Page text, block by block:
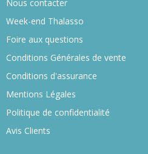
Nous contacter
Week-end Thalasso
Foire aux questions
Conditions Générales de vente
Conditions d'assurance
Mentions Légales
Politique de confidentialité
Avis Clients